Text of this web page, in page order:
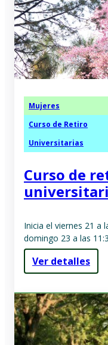
Mujeres
Curso de Retiro
Universitarias
Curso de
Inicia el viernes 21 a
domingo 23 a las
Ver detalles